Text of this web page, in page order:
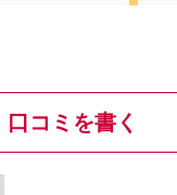
口コミを書く